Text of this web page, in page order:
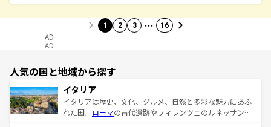
1 2 3 … 16
AD
AD
人気の国と地域から探す
イタリア
イタリアは歴史、文化、グルメ、自然と多彩な魅力にあふ
れた国。 ローマの古代遺跡やフィレンツェのルネッサンス